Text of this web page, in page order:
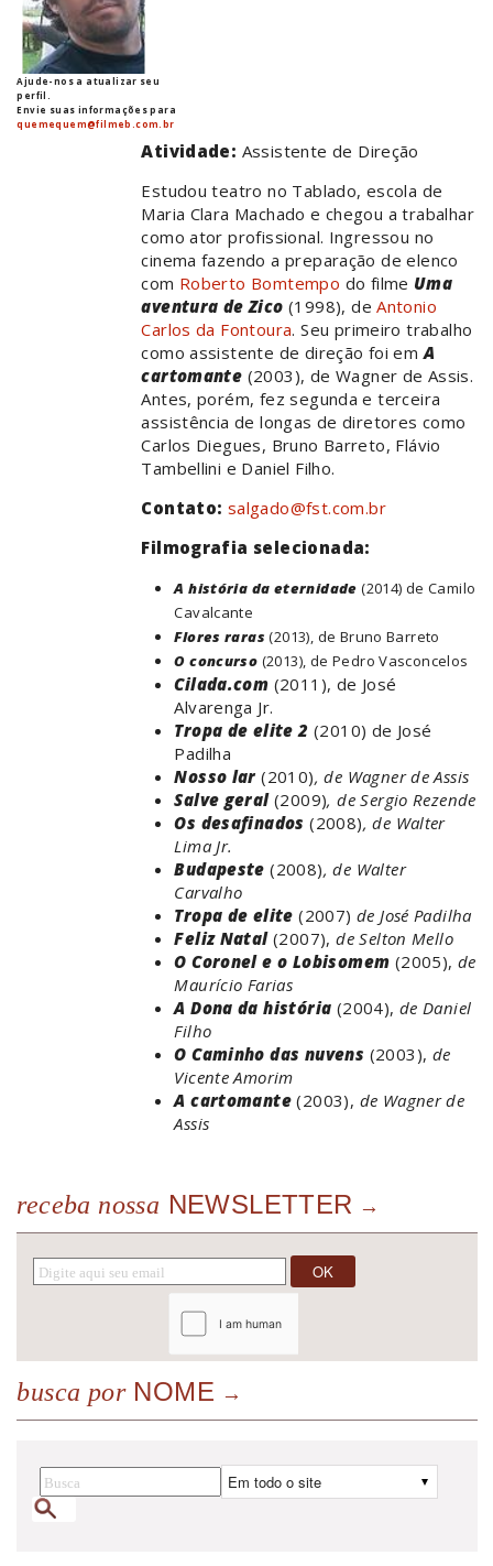
Ajude-nos a atualizar seu
perfil.
Envie suas informações para
quemequem@filmeb.com.br
Atividade: Assistente de Direção
Estudou teatro no Tablado, escola de
Maria Clara Machado e chegou a trabalhar
como ator profissional. Ingressou no
cinema fazendo a preparação de elenco
com Roberto Bomtempo do filme Uma
aventura de Zico (1998), deAntonio
Carlos da Fontoura. Seu primeiro trabalho
como assistente de direção foi emA
cartomante (2003), de Wagner de Assis.
Antes, porém, fez segunda e terceira
assistência de longas de diretores como
Carlos Diegues, Bruno Barreto, Flávio
Tambellini e Daniel Filho.
Contato: salgado@fst.com.br
Filmografia selecionada:
A história da eternidade (2014) de Camilo
Cavalcante
Flores raras (2013), de Bruno Barreto
O concurso (2013), de Pedro Vasconcelos
Cilada.com (2011), de José
Alvarenga Jr.
Tropa de elite 2 (2010) de José
Padilha
Nosso lar (2010), de Wagner de Assis
Salve geral (2009), de Sergio Rezende
Os desafinados (2008), de Walter
Lima Jr.
Budapeste (2008), de Walter
Carvalho
Tropa de elite (2007) de José Padilha
Feliz Natal (2007), de Selton Mello
O Coronel e o Lobisomem (2005), de
Maurício Farias
A Dona da história (2004), de Daniel
Filho
O Caminho das nuvens (2003), de
Vicente Amorim
A cartomante (2003), de Wagner de
Assis
receba nossa NEWSLETTER
busca porNOME